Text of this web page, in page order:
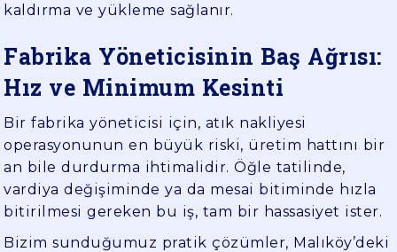
kaldırma ve yükleme sağlanır.
Fabrika Yöneticisinin Baş Ağrısı:
Hız ve Minimum Kesinti
Bir fabrika yöneticisi için, atık nakliyesi
operasyonunun en büyük riski, üretim hattını bir
an bile durdurma ihtimalidir. Öğle tatilinde,
vardiya değişiminde ya da mesai bitiminde hızla
bitirilmesi gereken bu iş, tam bir hassasiyet ister.
Bizim sunduğumuz pratik çözümler, Malıköy’deki